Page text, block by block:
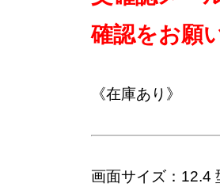
確認をお願
《在庫あり》
画面サイズ：12.4